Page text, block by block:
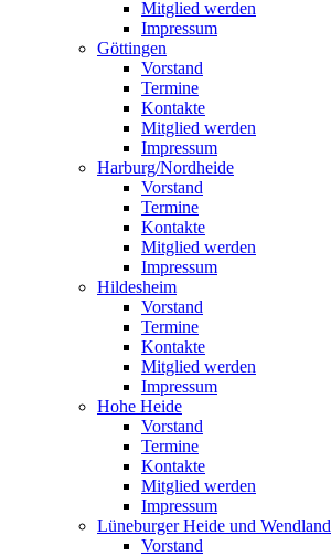
Mitglied werden
Impressum
Göttingen
Vorstand
Termine
Kontakte
Mitglied werden
Impressum
Harburg/Nordheide
Vorstand
Termine
Kontakte
Mitglied werden
Impressum
Hildesheim
Vorstand
Termine
Kontakte
Mitglied werden
Impressum
Hohe Heide
Vorstand
Termine
Kontakte
Mitglied werden
Impressum
Lüneburger Heide und Wendland
Vorstand